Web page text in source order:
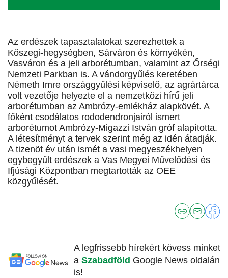
Az erdészek tapasztalatokat szerezhettek a
Kőszegi-hegységben, Sárváron és környékén,
Vasváron és a jeli arborétumban, valamint az Őrségi
Nemzeti Parkban is. A vándorgyűlés keretében
Németh Imre országgyűlési képviselő, az agrártárca
volt vezetője helyezte el a nemzetközi hírű jeli
arborétumban az Ambrózy-emlékház alapkövét. A
főként csodálatos rododendronjairól ismert
arborétumot Ambrózy-Migazzi István gróf alapította.
A létesítményt a tervek szerint még az idén átadják.
A tizenöt év után ismét a vasi megyeszékhelyen
egybegyűlt erdészek a Vas Megyei Művelődési és
Ifjúsági Központban megtartották az OEE
közgyűlését.
A legfrissebb hírekért kövess minket
a Szabadföld Google News oldalán
is!